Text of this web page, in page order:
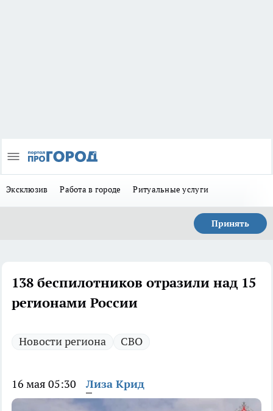
Эксклюзив Работа в городе Ритуальные услуги
Принять
138 беспилотников отразили над 15
регионами России
Новости региона СВО
16 мая 05:30 Лиза Крид